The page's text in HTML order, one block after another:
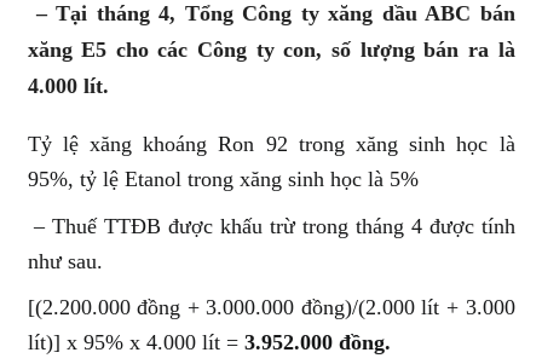
– Tại tháng 4, Tổng Công ty xăng dầu ABC bán
xăng E5 cho các Công ty con, số lượng bán ra là
4.000 lít.
Tỷ lệ xăng khoáng Ron 92 trong xăng sinh học là
95%, tỷ lệ Etanol trong xăng sinh học là 5%
– Thuế TTĐB được khấu trừ trong tháng 4 được tính
như sau.
[(2.200.000 đồng + 3.000.000 đồng)/(2.000 lít + 3.000
lít)] x 95% x 4.000 lít = 3.952.000 đồng.